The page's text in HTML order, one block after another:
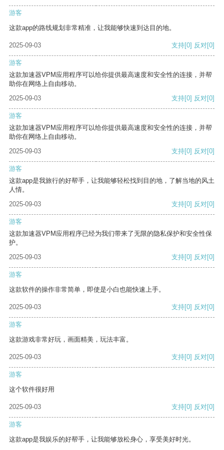
游客
这款app的路线规划非常精准，让我能够快速到达目的地。
2025-09-03 支持[0] 反对[0]
游客
这款加速器VPM应用程序可以给你提供最高速度和安全性的连接，并帮
助你在网络上自由移动。
2025-09-03
支持[0] 反对[0]
游客
这款加速器VPM应用程序可以给你提供最高速度和安全性的连接，并帮
助你在网络上自由移动。
2025-09-03
支持[0] 反对[0]
游客
这款app是我旅行的好帮手，让我能够轻松找到目的地，了解当地的风土
人情。
2025-09-03
支持[0] 反对[0]
游客
这款加速器VPM应用程序已经为我们带来了无限的隐私保护和安全性保
护。
2025-09-03
支持[0] 反对[0]
游客
这款软件的操作非常简单，即使是小白也能快速上手。
2025-09-03 支持[0] 反对[0]
游客
这款游戏非常好玩，画面精美，玩法丰富。
2025-09-03 支持[0] 反对[0]
游客
这个软件很好用
2025-09-03 支持[0] 反对[0]
游客
这款app是我娱乐的好帮手，让我能够放松身心，享受美好时光。